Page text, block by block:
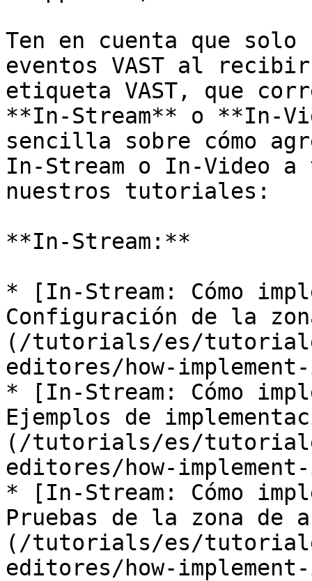
Ten en cuenta que
eventos VAST al
etiqueta VAST, que
**In-Stream** o **In-
sencilla sobre cómo
In-Stream o In-Video
nuestros tutoriales:
**In-Stream:**
* [In-Stream: Cómo
Configuración de la
(/tutorials/es/
editores/how-
* [In-Stream: Cómo
Ejemplos de
(/tutorials/es/
editores/how-
* [In-Stream: Cómo
Pruebas de la zona de
(/tutorials/es/
editores/how-